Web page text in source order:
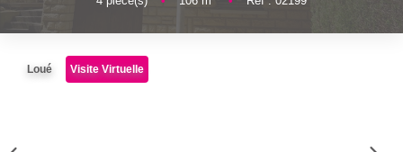
NOTRE ÉQUIPE
Loué Visite Virtuelle